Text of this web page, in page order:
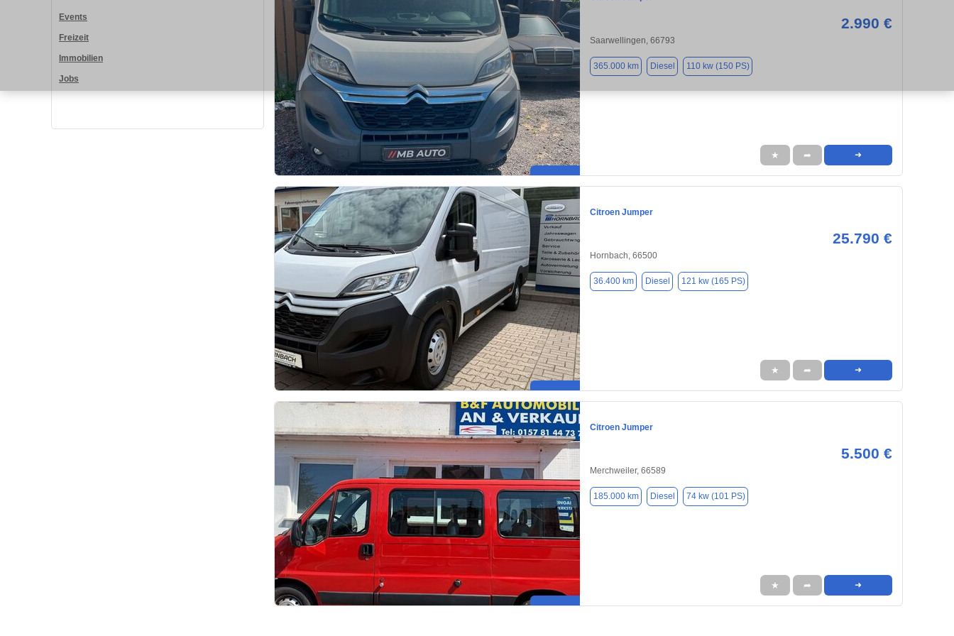
Events
Freizeit
Immobilien
Jobs
2.990 €
Saarwellingen, 66793
365.000 km Diesel 110 kw (150 PS)
★ ➦ ➜
Citroen Jumper
25.790 €
Hornbach, 66500
36.400 km Diesel 121 kw (165 PS)
★ ➦ ➜
Citroen Jumper
5.500 €
Merchweiler, 66589
185.000 km Diesel 74 kw (101 PS)
★ ➦ ➜